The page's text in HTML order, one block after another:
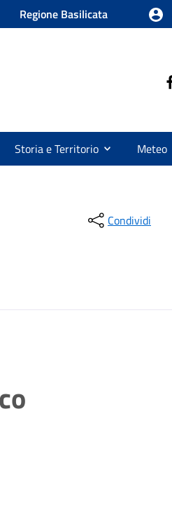
Regione Basilicata
Storia e Territorio Meteo
Condividi